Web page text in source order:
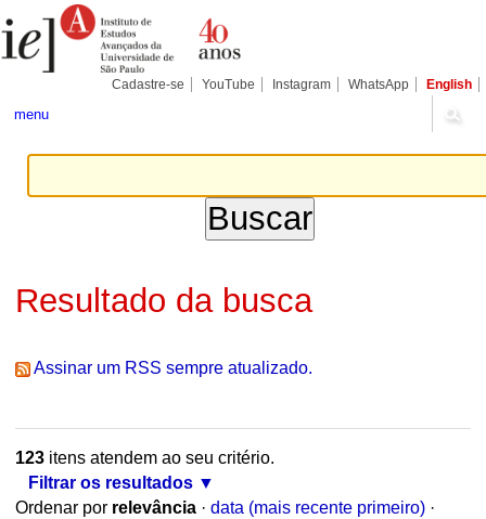
para
conteúdo.
Pessoais
Cadastre-se YouTube Instagram WhatsApp English
menu
Resultado da busca
Assinar um RSS sempre atualizado.
123itens atendem ao seu critério.
Filtrar os resultados
Ordenar por relevância · data (mais recente primeiro) ·